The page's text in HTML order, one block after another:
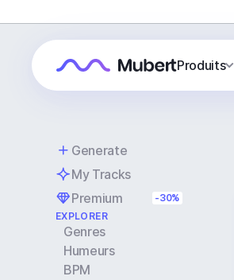
Produits
Generate
My Tracks
Premium
-30%
EXPLORER
Genres
Humeurs
BPM